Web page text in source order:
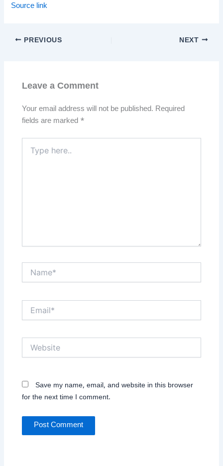
Source link
PREVIOUS NEXT
Leave a Comment
Your email address will not be published. Required
fields are marked *
here..
Save my name, email, and website in this browser
for the next time I comment.